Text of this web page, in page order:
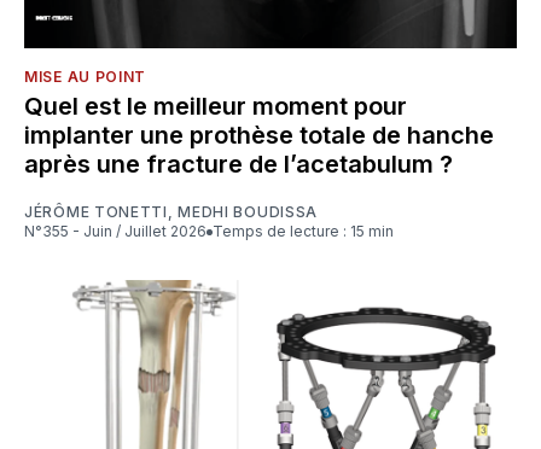
MISE AU POINT
Quel est le meilleur moment pour
implanter une prothèse totale de hanche
après une fracture de l’acetabulum ?
JÉRÔME TONETTI ,MEDHI BOUDISSA
N°355 - Juin / Juillet 2026
Temps de lecture : 15 min